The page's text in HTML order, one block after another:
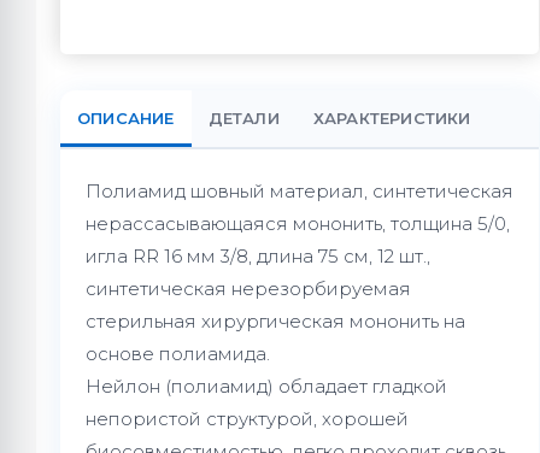
ОПИСАНИЕ ДЕТАЛИ ХАРАКТЕРИСТИКИ
Полиамид шовный материал, синтетическая
нерассасывающаяся мононить, толщина 5/0,
игла RR 16 мм 3/8, длина 75 см, 12 шт.,
синтетическая нерезорбируемая
стерильная хирургическая мононить на
основе полиамида.
Нейлон (полиамид) обладает гладкой
непористой структурой, хорошей